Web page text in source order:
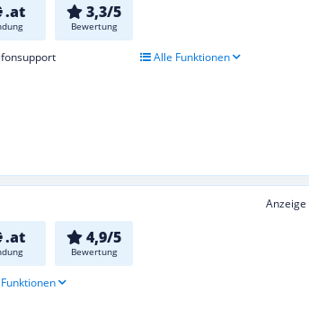
.at 3,3/5
Bewertung
Alle Funktionen
Anzeige
.at 4,9/5
Bewertung